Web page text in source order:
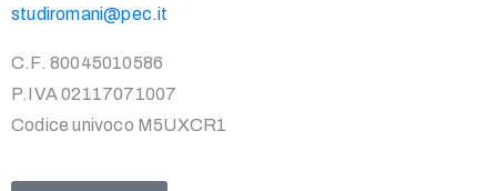
studiromani@pec.it
C.F. 80045010586
P.IVA 02117071007
Codice univoco M5UXCR1